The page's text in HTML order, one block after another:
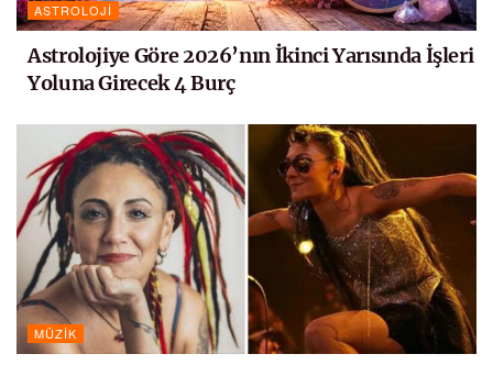
ASTROLOJI
Astrolojiye Göre 2026’nın İkinci Yarısında İşleri
Yoluna Girecek 4 Burç
MÜZIK